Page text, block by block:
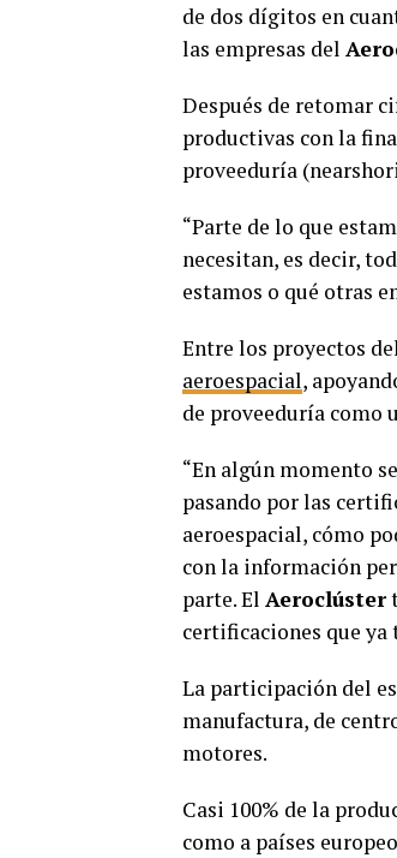
de dos dígitos en
las empresas del
Después de retomar
productivas con la
proveeduría
“Parte de lo que
necesitan, es decir,
estamos o qué otras
Entre los proyectos
aeroespacial,
de proveeduría como
“En algún momento
pasando por las
aeroespacial, cómo
con la información
parte. El Aeroclúster
certificaciones que ya
La participación del
manufactura, de
motores.
Casi 100% de la
como a países